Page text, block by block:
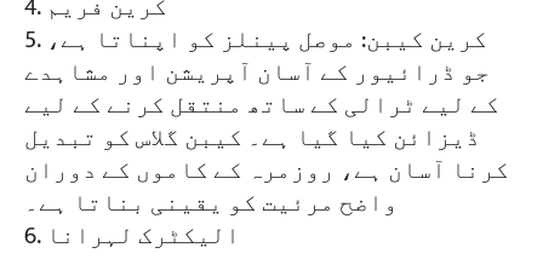
کرین فریم
کرین کیبن: موصل پینلز کو اپناتا ہے،
جو ڈرائیور کے آسان آپریشن اور مشاہدے
کے لیے ٹرالی کے ساتھ منتقل کرنے کے لیے
ڈیزائن کیا گیا ہے۔ کیبن گلاس کو تبدیل
کرنا آسان ہے، روزمرہ کے کاموں کے دوران
واضح مرئیت کو یقینی بناتا ہے۔
الیکٹرک لہرانا